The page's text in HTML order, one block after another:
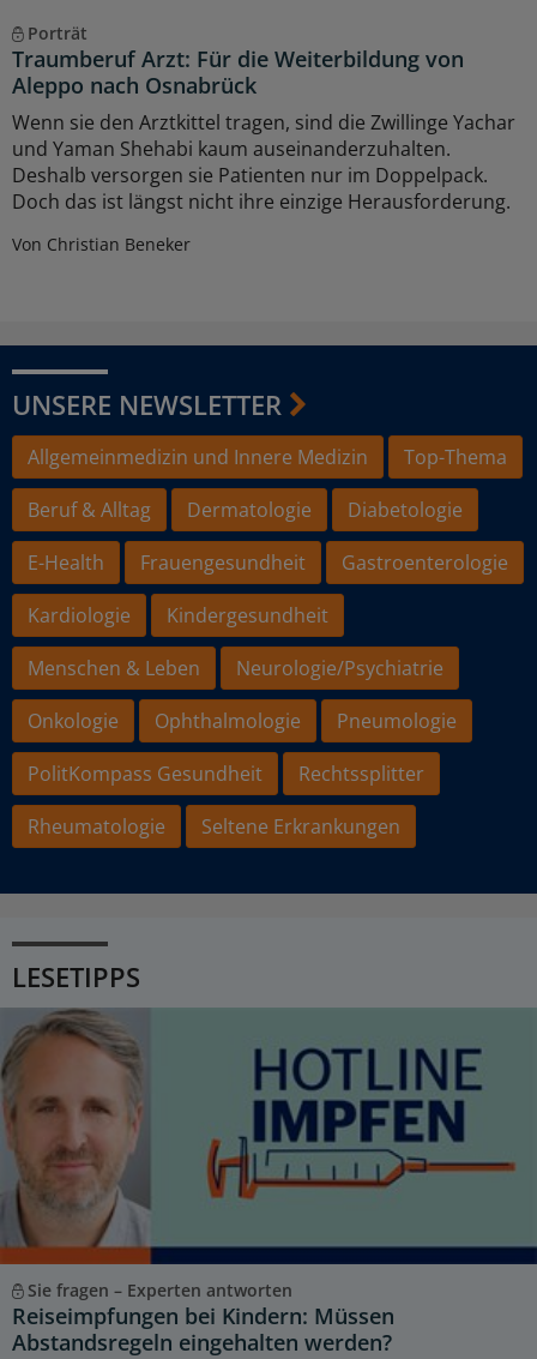
Porträt
Traumberuf Arzt: Für die Weiterbildung von
Aleppo nach Osnabrück
Wenn sie den Arztkittel tragen, sind die Zwillinge Yachar
und Yaman Shehabi kaum auseinanderzuhalten.
Deshalb versorgen sie Patienten nur im Doppelpack.
Doch das ist längst nicht ihre einzige Herausforderung.
Von Christian Beneker
UNSERE NEWSLETTER
Allgemeinmedizin und Innere Medizin
Top-Thema
Beruf & Alltag
Dermatologie
Diabetologie
E-Health
Frauengesundheit
Gastroenterologie
Kardiologie
Kindergesundheit
Menschen & Leben
Neurologie/Psychiatrie
Onkologie
Ophthalmologie
Pneumologie
PolitKompass Gesundheit
Rechtssplitter
Rheumatologie
Seltene Erkrankungen
LESETIPPS
Sie fragen – Experten antworten
Reiseimpfungen bei Kindern: Müssen
Abstandsregeln eingehalten werden?